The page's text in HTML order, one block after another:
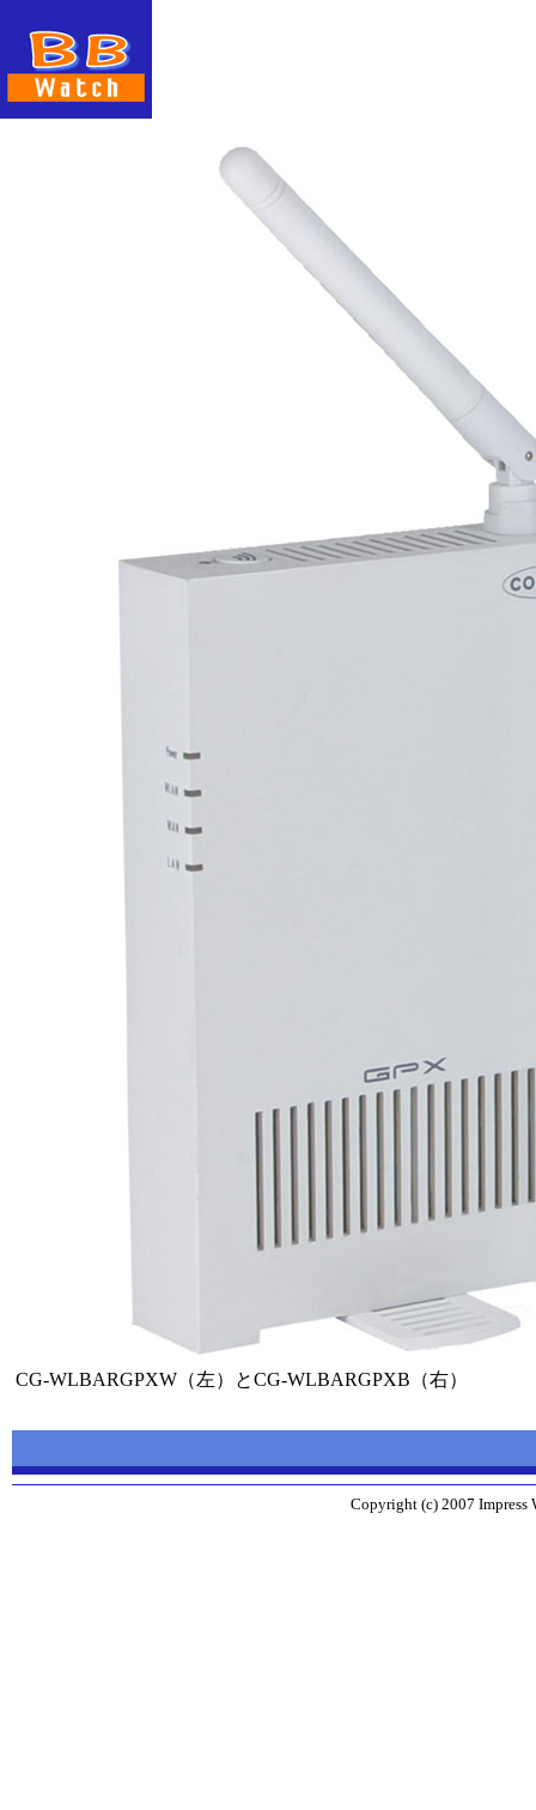
CG-WLBARGPXW（左）とCG-WLBARGPXB（右）
Copyright (c) 2007 Impress